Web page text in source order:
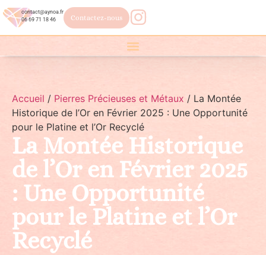
contact@aynoa.fr
06 69 71 18 46
Contactez-nous
Accueil / Pierres Précieuses et Métaux / La Montée
Historique de l’Or en Février 2025 : Une Opportunité
pour le Platine et l’Or Recyclé
La Montée Historique
de l’Or en Février 2025
: Une Opportunité
pour le Platine et l’Or
Recyclé